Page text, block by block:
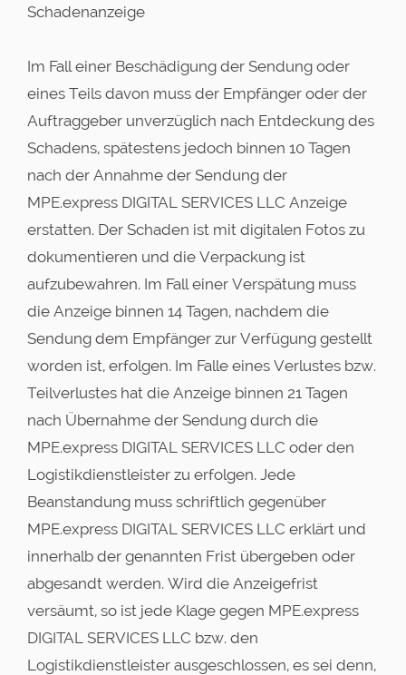
Schadenanzeige
Im Fall einer Beschädigung der Sendung oder
eines Teils davon muss der Empfänger oder der
Auftraggeber unverzüglich nach Entdeckung des
Schadens, spätestens jedoch binnen 10 Tagen
nach der Annahme der Sendung der
MPE.express DIGITAL SERVICES LLC Anzeige
erstatten. Der Schaden ist mit digitalen Fotos zu
dokumentieren und die Verpackung ist
aufzubewahren. Im Fall einer Verspätung muss
die Anzeige binnen 14 Tagen, nachdem die
Sendung dem Empfänger zur Verfügung gestellt
worden ist, erfolgen. Im Falle eines Verlustes bzw.
Teilverlustes hat die Anzeige binnen 21 Tagen
nach Übernahme der Sendung durch die
MPE.express DIGITAL SERVICES LLC oder den
Logistikdienstleister zu erfolgen. Jede
Beanstandung muss schriftlich gegenüber
MPE.express DIGITAL SERVICES LLC erklärt und
innerhalb der genannten Frist übergeben oder
abgesandt werden. Wird die Anzeigefrist
versäumt, so ist jede Klage gegen MPE.express
DIGITAL SERVICES LLC bzw. den
Logistikdienstleister ausgeschlossen, es sei denn,